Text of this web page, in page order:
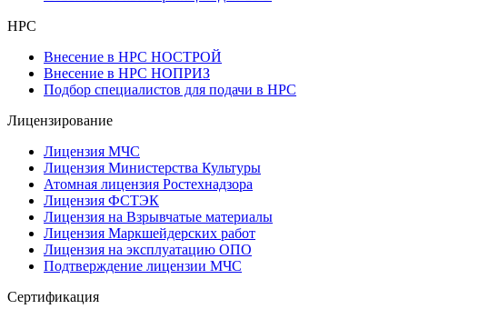
НРС
Внесение в НРС НОСТРОЙ
Внесение в НРС НОПРИЗ
Подбор специалистов для подачи в НРС
Лицензирование
Лицензия МЧС
Лицензия Министерства Культуры
Атомная лицензия Ростехнадзора
Лицензия ФСТЭК
Лицензия на Взрывчатые материалы
Лицензия Маркшейдерских работ
Лицензия на эксплуатацию ОПО
Подтверждение лицензии МЧС
Сертификация